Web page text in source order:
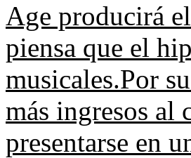
Age producirá
piensa que el
musicales.Por
más ingresos al
presentarse en